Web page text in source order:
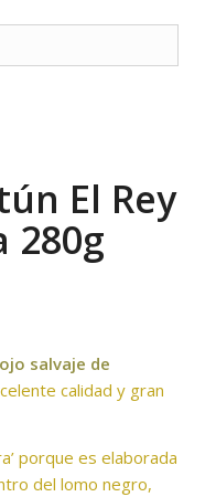
El Rey
280g
salvaje de
calidad y gran
porque es elaborada
del lomo negro,